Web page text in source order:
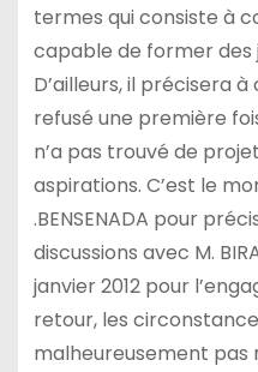
termes qui consiste à
capable de former des
D’ailleurs, il précisera
refusé une première
n’a pas trouvé de
aspirations. C’est le
.BENSENADA pour
discussions avec M.
janvier 2012 pour
retour, les
malheureusement pas